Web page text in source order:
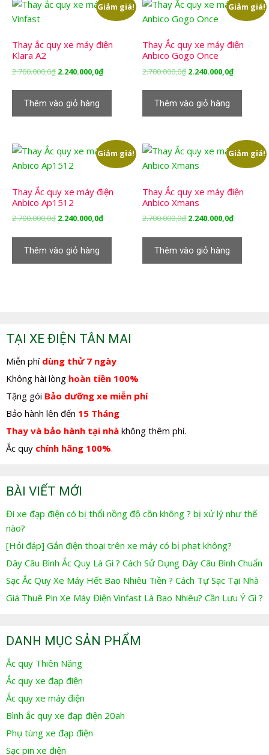
Giảm giá!
Thay ắc quy xe máy điện
Klara A2
2.700.000,0₫ Giá
2.700.000,0₫.
2.240.000,0₫Giá
2.240.000,0₫.
Thêm vào giỏ hàng
Giảm giá!
Thay Ắc quy xe máy điện
Anbico Gogo Once
2.700.000,0₫ Giá
2.700.000,0₫.
2.240.000,0₫Giá
Thêm vào giỏ hàng
Giảm giá!
Thay Ắc quy xe máy điện
Anbico Ap1512
2.700.000,0₫ Giá
2.700.000,0₫.
2.240.000,0₫Giá
2.240.000,0₫.
Thêm vào giỏ hàng
Giảm giá!
Thay Ắc quy xe máy điện
Anbico Xmans
2.700.000,0₫ Giá
2.700.000,0₫.
2.240.000,0₫Giá
Thêm vào giỏ hàng
TẠI XE ĐIỆN TÂN MAI
Miễn phí dùng thử 7 ngày
Không hài lòng hoàn tiền 100%
Tặng gói Bảo dưỡng xe miễn phí
Bảo hành lên đến 15 Tháng
Thay và bảo hành tại nhà không thêm phí.
Ắc quy chính hãng 100%.
BÀI VIẾT MỚI
Đi xe đạp điện có bị thổi nồng độ cồn không ? bị xử lý như thế
nào?
[Hỏi đáp] Gắn điện thoại trên xe máy có bị phạt không?
Dây Câu Bình Ắc Quy Là Gì ? Cách Sử Dụng Dây Câu Bình Chuẩn
Sạc Ắc Quy Xe Máy Hết Bao Nhiêu Tiền ? Cách Tự Sạc Tại Nhà
Giá Thuê Pin Xe Máy Điện Vinfast Là Bao Nhiêu? Cần Lưu Ý Gì ?
DANH MỤC SẢN PHẨM
Ắc quy Thiên Năng
Ắc quy xe đạp điện
Ắc quy xe máy điện
Bình ắc quy xe đạp điện 20ah
Phụ tùng xe đạp điện
Sạc pin xe điện